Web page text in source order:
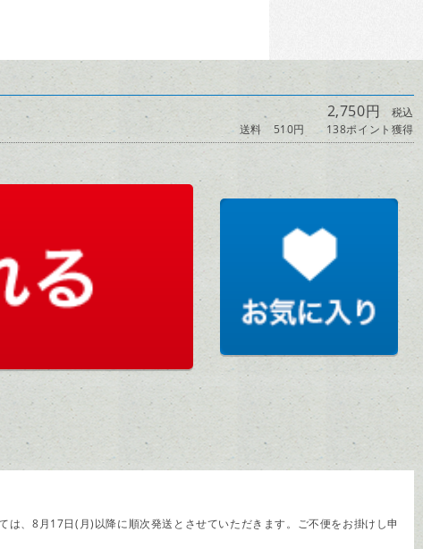
2,750円 税込
送料 510円
138ポイント獲得
、8月17日(月)以降に順次発送とさせていただきます。ご不便をお掛けし申